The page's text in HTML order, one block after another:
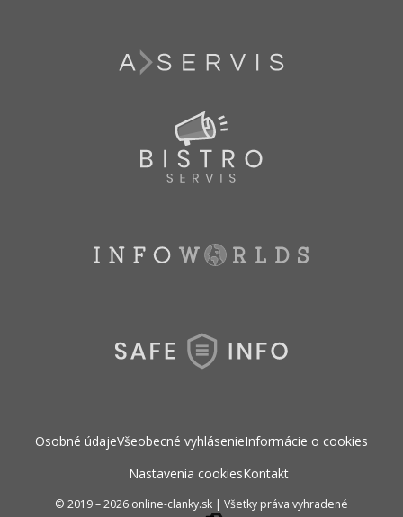
Osobné údajeVšeobecné vyhlásenieInformácie o cookies
Nastavenia cookiesKontakt
© 2019 – 2026 online-clanky.sk | Všetky práva vyhradené